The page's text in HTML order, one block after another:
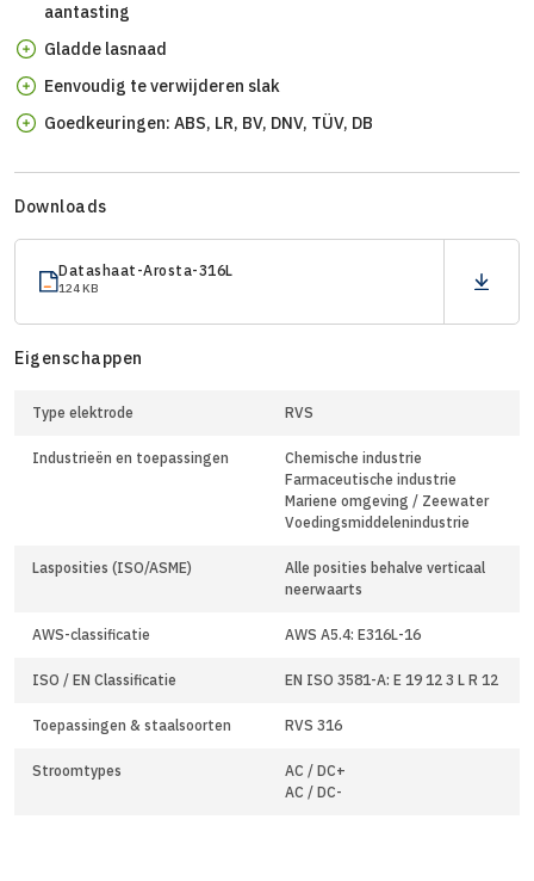
aantasting
Gladde lasnaad
Eenvoudig te verwijderen slak
Goedkeuringen: ABS, LR, BV, DNV, TÜV, DB
Downloads
Datashaat-Arosta-316L
124 KB
Eigenschappen
Type elektrode RVS
Industrieën en toepassingen
Chemische industrie
Farmaceutische industrie
Mariene omgeving / Zeewater
Voedingsmiddelenindustrie
Lasposities (ISO/ASME)
Alle posities behalve verticaal
neerwaarts
AWS-classificatie AWS A5.4: E316L-16
ISO / EN Classificatie EN ISO 3581-A: E 19 12 3 L R 12
Toepassingen & staalsoorten RVS 316
Stroomtypes
AC / DC+
AC / DC-